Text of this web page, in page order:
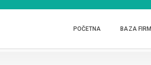
POČETNA BAZA FIRMI